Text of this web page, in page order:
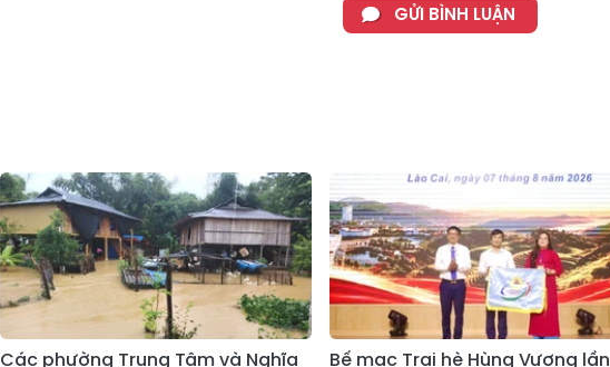
GỬI BÌNH LUẬN
Các phường Trung Tâm và Nghĩa Bế mạc Trại hè Hùng Vương lần